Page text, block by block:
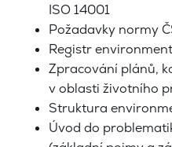
ISO 14001
Požadavky normy
Registr
Zpracování plánů,
v oblasti životního
Struktura
Úvod do